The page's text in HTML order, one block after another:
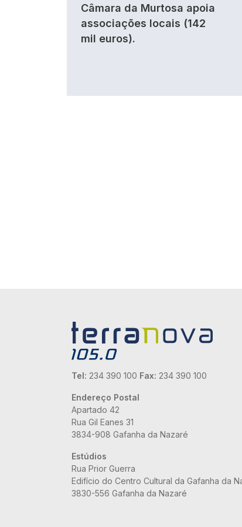
Câmara da Murtosa apoia
associações locais (142
mil euros).
Tel: 234 390 100 Fax: 234 390 100
Endereço Postal
Apartado 42
Rua Gil Eanes 31
3834-908 Gafanha da Nazaré
Estúdios
Rua Prior Guerra
Edifício do Centro Cultural da Gafanha da
3830-556 Gafanha da Nazaré